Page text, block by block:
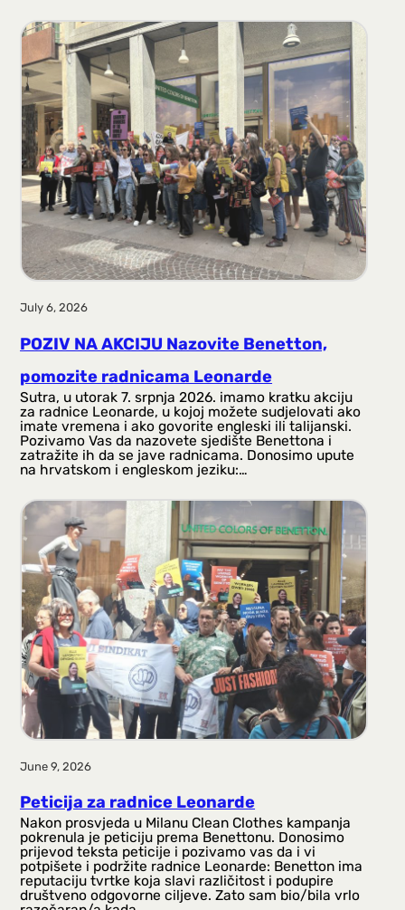
July 6, 2026
POZIV NA AKCIJU Nazovite Benetton,
pomozite radnicama Leonarde
Sutra, u utorak 7. srpnja 2026. imamo kratku akciju
za radnice Leonarde, u kojoj možete sudjelovati ako
imate vremena i ako govorite engleski ili talijanski.
Pozivamo Vas da nazovete sjedište Benettona i
zatražite ih da se jave radnicama. Donosimo upute
na hrvatskom i engleskom jeziku:…
June 9, 2026
Peticija za radnice Leonarde
Nakon prosvjeda u Milanu Clean Clothes kampanja
pokrenula je peticiju prema Benettonu. Donosimo
prijevod teksta peticije i pozivamo vas da i vi
potpišete i podržite radnice Leonarde: Benetton ima
reputaciju tvrtke koja slavi različitost i podupire
društveno odgovorne ciljeve. Zato sam bio/bila vrlo